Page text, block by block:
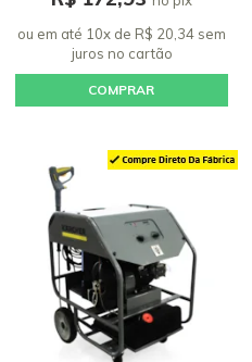
ou em até 10x de R$ 20,34 sem
juros no cartão
COMPRAR